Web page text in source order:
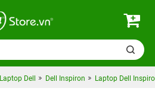
Laptop Dell Dell Inspiron Laptop Dell